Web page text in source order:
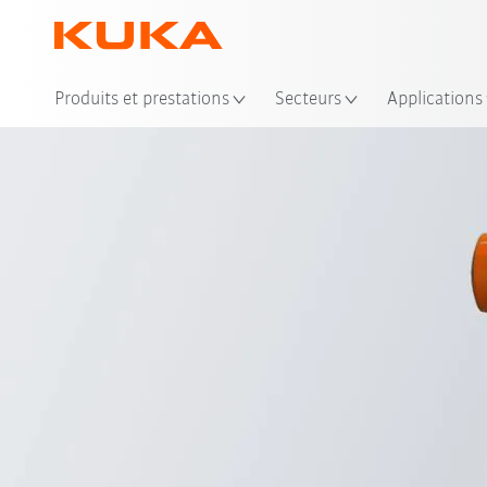
Produits et prestations Secteurs Applications